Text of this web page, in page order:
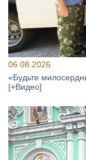
06.08.2026
«Будьте
[+Видео]